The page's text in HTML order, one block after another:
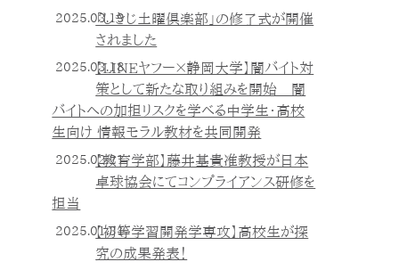
2025.03.19「しきじ土曜倶楽部」の修了式が開催
されました
2025.03.18【LINEヤフー×静岡大学】闇バイト対
策として新たな取り組みを開始 闇
バイトへの加担リスクを学べる中学生・高校
生向け 情報モラル教材を共同開発
2025.02.21【教育学部】藤井基貴准教授が日本
卓球協会にてコンプライアンス研修を
担当
2025.01.31【初等学習開発学専攻】高校生が探
究の成果発表！